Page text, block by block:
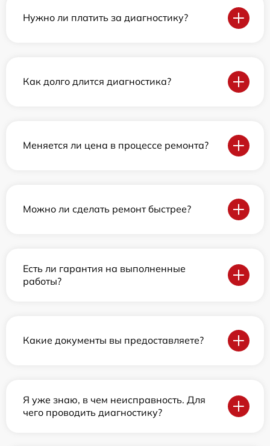
Нужно ли платить за диагностику?
Как долго длится диагностика?
Меняется ли цена в процессе ремонта?
Можно ли сделать ремонт быстрее?
Есть ли гарантия на выполненные
работы?
Какие документы вы предоставляете?
Я уже знаю, в чем неисправность. Для
чего проводить диагностику?